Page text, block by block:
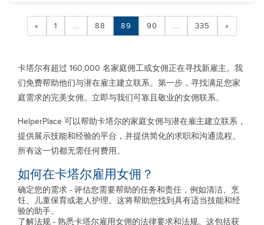
« 1 ... 88 89 90 ... 335 »
卡塔尔有超过 160,000 名家庭佣工或女佣正在寻找新雇主。我
们免费帮助他们与潜在雇主建立联系。第一步，寻找满足您家
庭需求的完美女佣。立即与我们可靠且敬业的女佣联系。
HelperPlace 可以帮助卡塔尔的家庭女佣与潜在雇主建立联系，
提供展示技能和经验的平台，并提供简化的求职和沟通流程。
所有这一切都无需任何费用。
如何在卡塔尔雇用女佣？
确定您的需求 - 评估您需要帮助的任务和责任，例如清洁、烹
饪、儿童保育或老人护理。这将帮助您找到具有适当技能和经
验的助手。
了解法规 - 熟悉卡塔尔雇用女佣的法律要求和法规。这包括获